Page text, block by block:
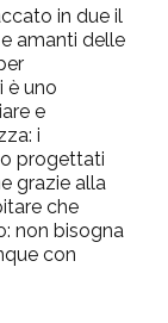
in due il
amanti delle
è uno
e
i
progettati
grazie alla
che
non bisogna
con